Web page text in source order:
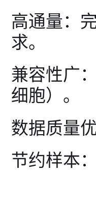
高通量：
求。
兼容性广
细胞）。
数据质量
节约样本